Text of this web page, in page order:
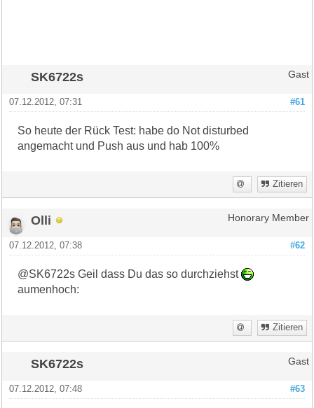
SK6722s Gast
#61
07.12.2012, 07:31
So heute der Rück Test: habe do Not disturbed
angemacht und Push aus und hab 100%
Zitieren
Olli Honorary Member
#62
07.12.2012, 07:38
@SK6722s Geil dass Du das so durchziehst
aumenhoch:
Zitieren
SK6722s Gast
#63
07.12.2012, 07:48